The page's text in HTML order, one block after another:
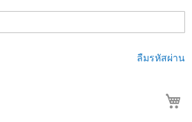
ลืมรหัสผ่าน